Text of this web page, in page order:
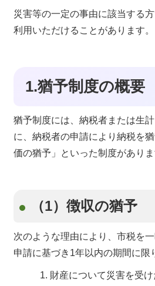
災害等の一定の事由に該当する
利用いただけることがあります。
1.猶予制度の概要
猶予制度には、納税者または生
に、納税者の申請により納税を
価の猶予」といった制度がありま
（1）徴収の猶予
次のような理由により、市税を
申請に基づき1年以内の期間に限
財産について災害を受